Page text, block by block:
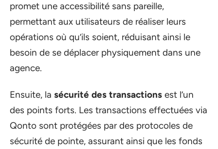
promet une accessibilité sans pareille,
permettant aux utilisateurs de réaliser leurs
opérations où qu’ils soient, réduisant ainsi le
besoin de se déplacer physiquement dans une
agence.
Ensuite, la sécurité des transactions est l’un
des points forts. Les transactions effectuées via
Qonto sont protégées par des protocoles de
sécurité de pointe, assurant ainsi que les fonds